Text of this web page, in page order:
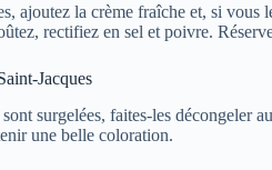
ajoutez la crème fraîche et, si
rectifiez en sel et poivre.
Jacques
surgelées, faites-les décongeler
une belle coloration.